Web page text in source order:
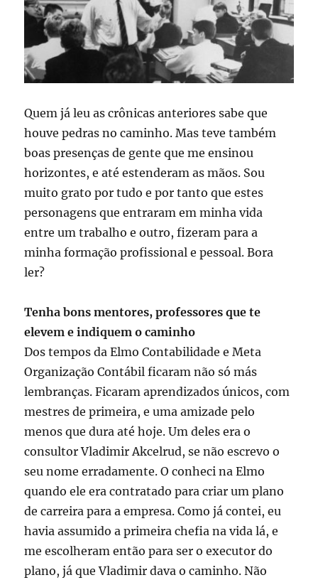
Quem já leu as crônicas anteriores sabe que
houve pedras no caminho. Mas teve também
boas presenças de gente que me ensinou
horizontes, e até estenderam as mãos. Sou
muito grato por tudo e por tanto que estes
personagens que entraram em minha vida
entre um trabalho e outro, fizeram para a
minha formação profissional e pessoal. Bora
ler?
Tenha bons mentores, professores que te
elevem e indiquem o caminho
Dos tempos da Elmo Contabilidade e Meta
Organização Contábil ficaram não só más
lembranças. Ficaram aprendizados únicos, com
mestres de primeira, e uma amizade pelo
menos que dura até hoje. Um deles era o
consultor Vladimir Akcelrud, se não escrevo o
seu nome erradamente. O conheci na Elmo
quando ele era contratado para criar um plano
de carreira para a empresa. Como já contei, eu
havia assumido a primeira chefia na vida lá, e
me escolheram então para ser o executor do
plano, já que Vladimir dava o caminho. Não